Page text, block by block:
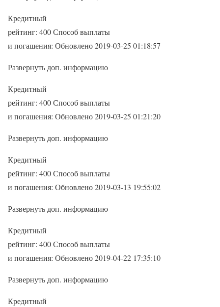
Кредитный
рейтинг: 400 Способ выплаты
и погашения: Обновлено 2019-03-25 01:18:57
Развернуть доп. информацию
Кредитный
рейтинг: 400 Способ выплаты
и погашения: Обновлено 2019-03-25 01:21:20
Развернуть доп. информацию
Кредитный
рейтинг: 400 Способ выплаты
и погашения: Обновлено 2019-03-13 19:55:02
Развернуть доп. информацию
Кредитный
рейтинг: 400 Способ выплаты
и погашения: Обновлено 2019-04-22 17:35:10
Развернуть доп. информацию
Кредитный